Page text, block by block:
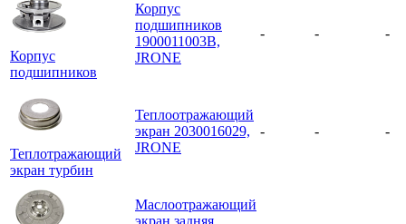
Корпус
подшипников
Корпус
подшипников
1900011003B,
JRONE
- - -
Теплотражающий
экран турбин
Теплоотражающий
экран 2030016029,
JRONE
- - -
Маслоотражающий